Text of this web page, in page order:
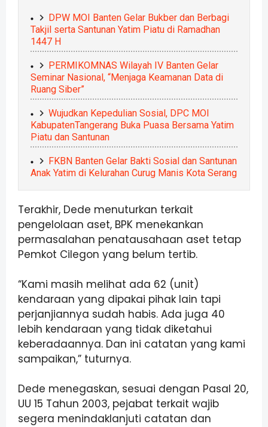
DPW MOI Banten Gelar Bukber dan Berbagi
Takjil serta Santunan Yatim Piatu di Ramadhan
1447 H
PERMIKOMNAS Wilayah IV Banten Gelar
Seminar Nasional, “Menjaga Keamanan Data di
Ruang Siber”
Wujudkan Kepedulian Sosial, DPC MOI
KabupatenTangerang Buka Puasa Bersama Yatim
Piatu dan Santunan
FKBN Banten Gelar Bakti Sosial dan Santunan
Anak Yatim di Kelurahan Curug Manis Kota Serang
Terakhir, Dede menuturkan terkait
pengelolaan aset, BPK menekankan
permasalahan penatausahaan aset tetap
Pemkot Cilegon yang belum tertib.
“Kami masih melihat ada 62 (unit)
kendaraan yang dipakai pihak lain tapi
perjanjiannya sudah habis. Ada juga 40
lebih kendaraan yang tidak diketahui
keberadaannya. Dan ini catatan yang kami
sampaikan,” tuturnya.
Dede menegaskan, sesuai dengan Pasal 20,
UU 15 Tahun 2003, pejabat terkait wajib
segera menindaklanjuti catatan dan